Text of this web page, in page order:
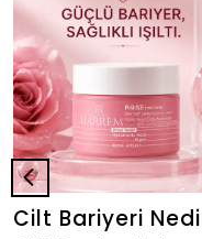
Cilt Bariyeri